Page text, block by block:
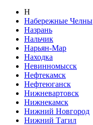
Н
Набережные Челны
Назрань
Нальчик
Нарьян-Мар
Находка
Невинномысск
Нефтекамск
Нефтеюганск
Нижневартовск
Нижнекамск
Нижний Новгород
Нижний Тагил